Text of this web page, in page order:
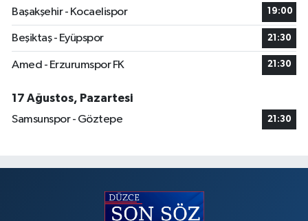
Başakşehir - Kocaelispor
19:00
Beşiktaş - Eyüpspor 21:30
Amed - Erzurumspor FK 21:30
17 Ağustos, Pazartesi
Samsunspor - Göztepe
21:30